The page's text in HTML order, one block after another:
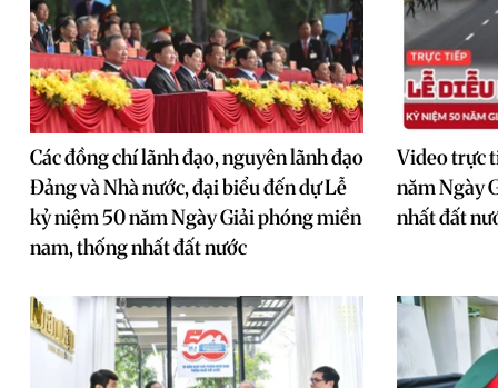
Các đồng chí lãnh đạo, nguyên lãnh đạo
Đảng và Nhà nước, đại biểu đến dự Lễ
kỷ niệm 50 năm Ngày Giải phóng miền
nam, thống nhất đất nước
Video trực
năm Ngày
nhất đất